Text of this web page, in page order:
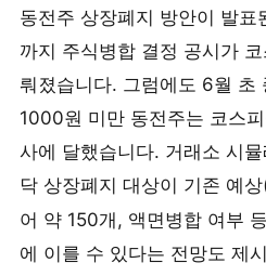
동전주 상장폐지 방안이 발
까지 주식병합 결정 공시가
뤄졌습니다. 그럼에도 6월 초
1000원 미만 동전주는 코스
사에 달했습니다. 거래소 시
닥 상장폐지 대상이 기존 예
어 약 150개, 액면병합 여부
에 이를 수 있다는 전망도 제